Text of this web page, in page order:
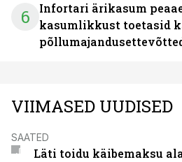
6
Infortari ärikasum
kasumlikkust toetasid
VIIMASED UUDISED
SAATED
Läti toidu käibemaksu